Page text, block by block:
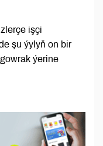
işçi
şu ýylyň on bir
ýerine